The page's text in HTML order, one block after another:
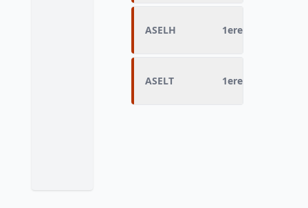
ASELH 1ere session
ASELT 1ere session